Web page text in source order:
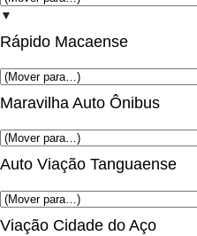
▼
Rápido Macaense
Maravilha Auto Ônibus
Auto Viação Tanguaense
Viação Cidade do Aço